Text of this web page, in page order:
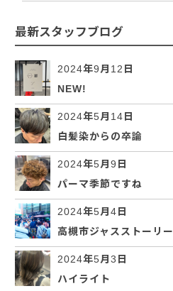
最新スタッフブログ
2024年9月12日
NEW!
2024年5月14日
白髪染からの卒論
2024年5月9日
パーマ季節ですね
2024年5月4日
高槻市ジャスストーリー
2024年5月3日
ハイライト